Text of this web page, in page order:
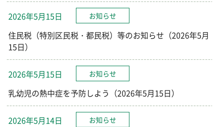
2026年5月15日 お知らせ
住民税（特別区民税・都民税）等のお知らせ（2026年5月
15日）
2026年5月15日 お知らせ
乳幼児の熱中症を予防しよう（2026年5月15日）
2026年5月14日 お知らせ